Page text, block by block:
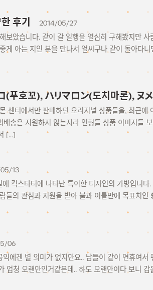
후기
2014/05/27
보았습니다. 같이 갈 일행을 열심히 구해봤지만
게 아는 지인 분을 만나서 얼씨구나 같이 돌아다
(푸호꼬), ハリマロン(도치마론), ヌ
센터에서만 판매하던 오리지널 상품들을, 최근에
송은 지원하지 않는지라 인형들 상품 이미지들
[…]
13
킥스타터에 나타난 특이한 디자인의 가방입니다
들의 관심과 지원을 받아 불과 이틀만에 목표치
06
에겐 별 의미가 없지만요.. 남들이 같이 연휴여
엄청 오랜만인거같은데.. 하도 오랜만이다 보니